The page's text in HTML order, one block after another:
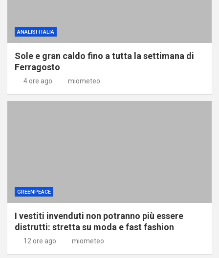
ANALISI ITALIA
Sole e gran caldo fino a tutta la settimana di
Ferragosto
4 ore ago miometeo
GREENPEACE
I vestiti invenduti non potranno più essere
distrutti: stretta su moda e fast fashion
12 ore ago miometeo